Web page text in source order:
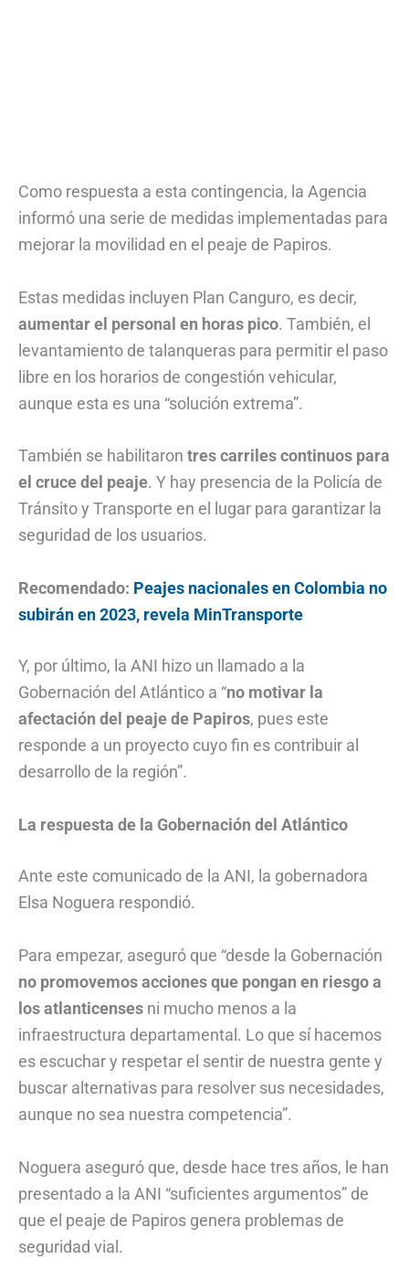
Como respuesta a esta contingencia, la Agencia
informó una serie de medidas implementadas para
mejorar la movilidad en el peaje de Papiros.
Estas medidas incluyen Plan Canguro, es decir,
aumentar el personal en horas pico. También, el
levantamiento de talanqueras para permitir el paso
libre en los horarios de congestión vehicular,
aunque esta es una “solución extrema”.
También se habilitaron tres carriles continuos para
el cruce del peaje. Y hay presencia de la Policía de
Tránsito y Transporte en el lugar para garantizar la
seguridad de los usuarios.
Recomendado: Peajes nacionales en Colombia no
subirán en 2023, revela MinTransporte
Y, por último, la ANI hizo un llamado a la
Gobernación del Atlántico a “no motivar la
afectación del peaje de Papiros, pues este
responde a un proyecto cuyo fin es contribuir al
desarrollo de la región”.
La respuesta de la Gobernación del Atlántico
Ante este comunicado de la ANI, la gobernadora
Elsa Noguera respondió.
Para empezar, aseguró que “desde la Gobernación
no promovemos acciones que pongan en riesgo a
los atlanticenses ni mucho menos a la
infraestructura departamental. Lo que sí hacemos
es escuchar y respetar el sentir de nuestra gente y
buscar alternativas para resolver sus necesidades,
aunque no sea nuestra competencia”.
Noguera aseguró que, desde hace tres años, le han
presentado a la ANI “suficientes argumentos” de
que el peaje de Papiros genera problemas de
seguridad vial.